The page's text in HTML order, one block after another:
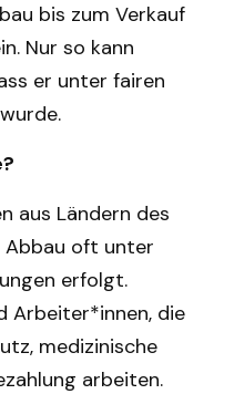
bis zum Verkauf
Nur so kann
er unter fairen
aus Ländern des
Abbau oft unter
erfolgt.
Arbeiter*innen, die
medizinische
arbeiten.